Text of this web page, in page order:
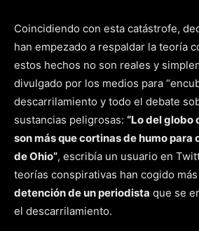
Coincidiendo con esta catástrofe,
han empezado a respaldar la teoría
estos hechos no son reales y
divulgado por los medios para
descarrilamiento y todo el debate
sustancias peligrosas: “Lo del globo
son más que cortinas de humo para
de Ohio”, escribía un usuario en
teorías conspirativas han cogido
detención de un periodista que se
el descarrilamiento.